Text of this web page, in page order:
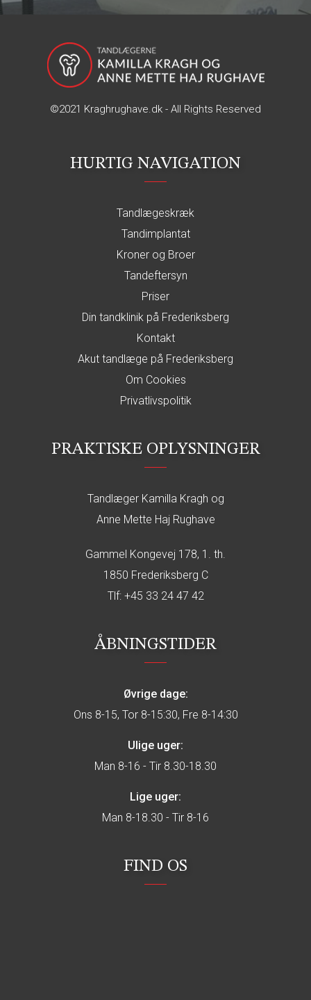
©2021 Kraghrughave.dk - All Rights Reserved
HURTIG NAVIGATION
Tandlægeskræk
Tandimplantat
Kroner og Broer
Tandeftersyn
Priser
Din tandklinik på Frederiksberg
Kontakt
Akut tandlæge på Frederiksberg
Om Cookies
Privatlivspolitik
PRAKTISKE OPLYSNINGER
Tandlæger Kamilla Kragh og
Anne Mette Haj Rughave
Gammel Kongevej 178, 1. th.
1850 Frederiksberg C
Tlf: +45 33 24 47 42
ÅBNINGSTIDER
Øvrige dage:
Ons 8-15, Tor 8-15:30, Fre 8-14:30
Ulige uger:
Man 8-16 - Tir 8.30-18.30
Lige uger:
Man 8-18.30 - Tir 8-16
FIND OS